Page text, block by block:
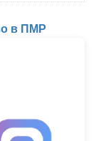
в ПМР